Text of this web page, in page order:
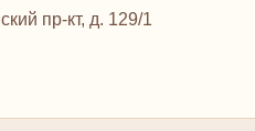
пр-кт, д. 129/1